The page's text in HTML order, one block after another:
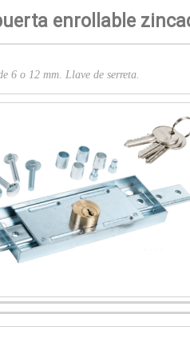
enrollable
6 o 12 mm. Llave de serreta.